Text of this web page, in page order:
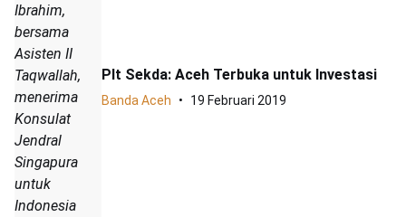
Ibrahim,
bersama
Asisten II
Taqwallah,
menerima
Konsulat
Jendral
Singapura
untuk
Indonesia
Plt Sekda: Aceh Terbuka untuk Investasi
Banda Aceh 19 Februari 2019